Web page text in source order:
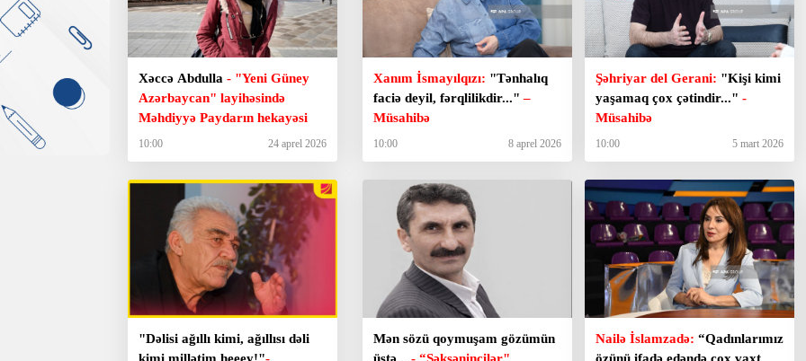
Xəccə Abdulla - "Yeni Güney
Azərbaycan" layihəsində
Məhdiyyə Paydarın hekayəsi
10:00 24 aprel 2026
Xanım İsmayılqızı: "Tənhalıq
faciə deyil, fərqlilikdir..."–
Müsahibə
10:00 8 aprel 2026
Şəhriyar del Gerani: "Kişi kimi
yaşamaq çox çətindir..." -
Müsahibə
10:00 5 mart 2026
"Dəlisi ağıllı kimi, ağıllısı dəli
Mən sözü qoymuşam gözümün
Nailə İslamzadə: “Qadınlarımız